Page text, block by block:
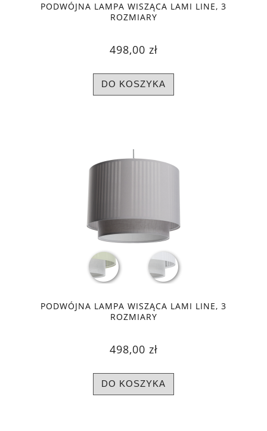
PODWÓJNA LAMPA WISZĄCA LAMI LINE, 3
ROZMIARY
498,00 zł
DO KOSZYKA
PODWÓJNA LAMPA WISZĄCA LAMI LINE, 3
ROZMIARY
498,00 zł
DO KOSZYKA